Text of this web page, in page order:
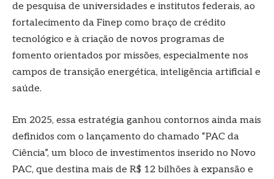
de pesquisa de universidades e institutos federais, ao
fortalecimento da Finep como braço de crédito
tecnológico e à criação de novos programas de
fomento orientados por missões, especialmente nos
campos de transição energética, inteligência artificial e
saúde.
Em 2025, essa estratégia ganhou contornos ainda mais
definidos com o lançamento do chamado “PAC da
Ciência”, um bloco de investimentos inserido no Novo
PAC, que destina mais de R$ 12 bilhões à expansão e